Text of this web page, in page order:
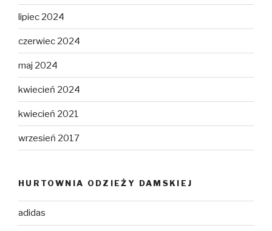
lipiec 2024
czerwiec 2024
maj 2024
kwiecień 2024
kwiecień 2021
wrzesień 2017
HURTOWNIA ODZIEŻY DAMSKIEJ
adidas